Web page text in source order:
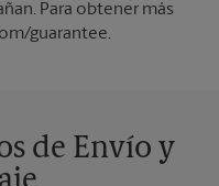
Para obtener más
guarantee.
de Envío y